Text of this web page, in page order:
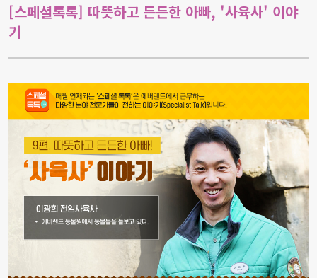
[스페셜톡톡] 따뜻하고 든든한 아빠, '사육사' 이야
기